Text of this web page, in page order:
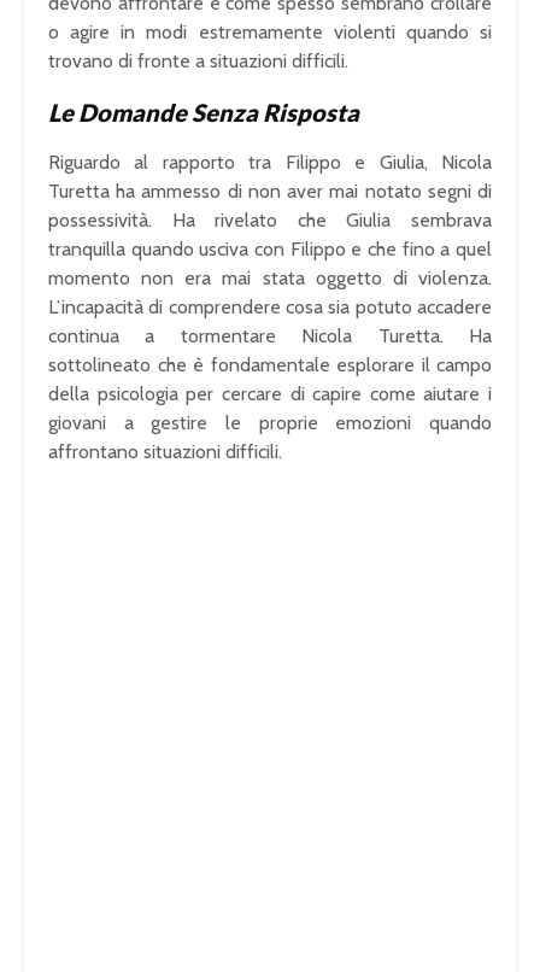
o agire in modi estremamente violenti quando si
trovano di fronte a situazioni difficili.
Le Domande Senza Risposta
Riguardo al rapporto tra Filippo e Giulia, Nicola
Turetta ha ammesso di non aver mai notato segni di
possessività. Ha rivelato che Giulia sembrava
tranquilla quando usciva con Filippo e che fino a quel
momento non era mai stata oggetto di violenza.
L’incapacità di comprendere cosa sia potuto accadere
continua a tormentare Nicola Turetta. Ha
sottolineato che è fondamentale esplorare il campo
della psicologia per cercare di capire come aiutare i
giovani a gestire le proprie emozioni quando
affrontano situazioni difficili.